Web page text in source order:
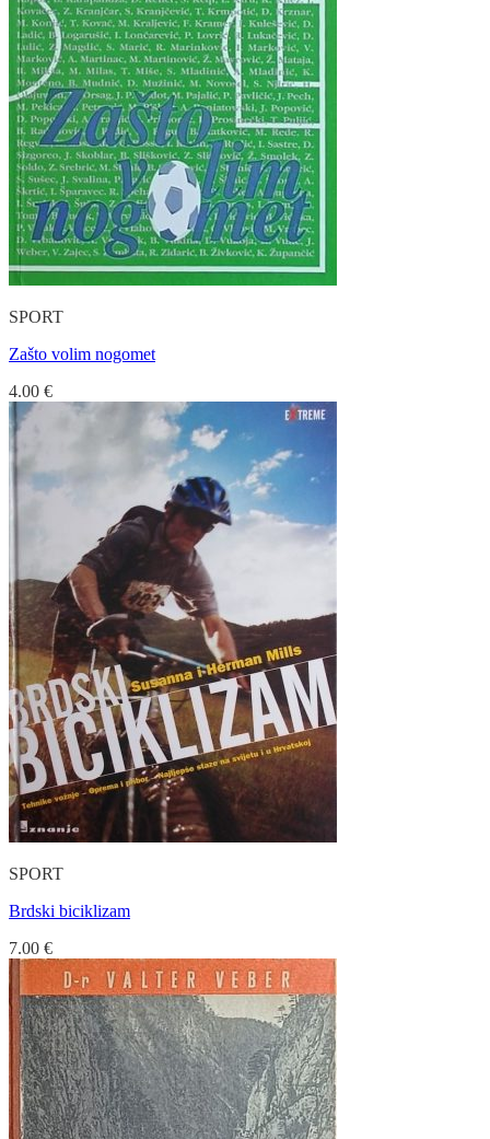
SPORT
Zašto volim nogomet
4.00 €
SPORT
Brdski biciklizam
7.00 €